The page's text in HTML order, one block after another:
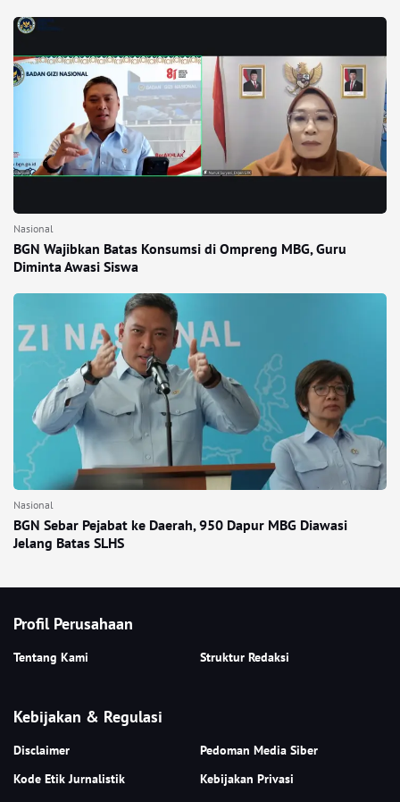
Nasional
BGN Wajibkan Batas Konsumsi di Ompreng MBG, Guru
Diminta Awasi Siswa
Nasional
BGN Sebar Pejabat ke Daerah, 950 Dapur MBG Diawasi
Jelang Batas SLHS
Profil Perusahaan
Tentang Kami Struktur Redaksi
Kebijakan & Regulasi
Disclaimer
Pedoman Media Siber
Kode Etik Jurnalistik
Kebijakan Privasi